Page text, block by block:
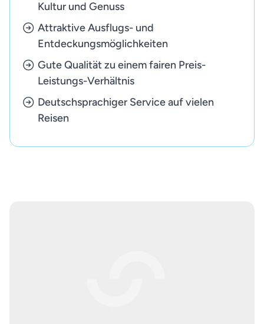
Kultur und Genuss
Attraktive Ausflugs- und
Entdeckungsmöglichkeiten
Gute Qualität zu einem fairen Preis-
Leistungs-Verhältnis
Deutschsprachiger Service auf vielen
Reisen